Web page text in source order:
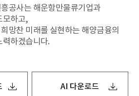
공사는 해운항만물류기업과
모하고,
망찬 미래를 실현하는 해양금융의
하겠습니다.
AI 다운로드